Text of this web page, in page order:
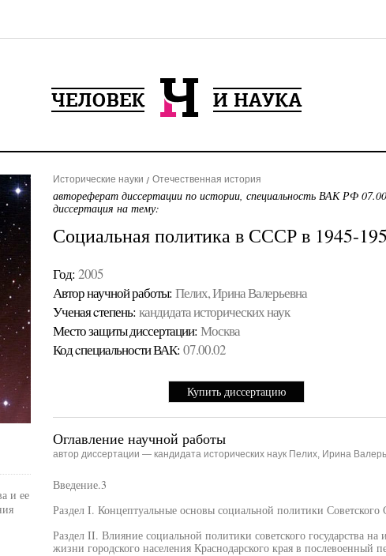
Исторические науки Отечественная история
автореферат диссертации по истории, специальность ВАК РФ
диссертация на тему:
Социальная политика в СССР в 1945-
Год: 2005
Автор научной работы: Пелих, Ирина Валерьевна
Ученая cтепень: кандидата исторических наук
Место защиты диссертации: Москва
Код cпециальности ВАК: 07.00.02
Купить диссертацию
Оглавление научной работы
автор диссертации — кандидата исторических наук Пелих, Ирина
Введение.3
Раздел I. Концептуальные основы социальной политики Советского
Раздел II. Влияние социальной политики советского государства
жизни городского населения Краснодарского края в послевоенный
и ее